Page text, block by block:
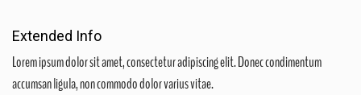
Extended Info
Lorem ipsum dolor sit amet, consectetur adipiscing elit. Donec condimentum
accumsan ligula, non commodo dolor varius vitae.